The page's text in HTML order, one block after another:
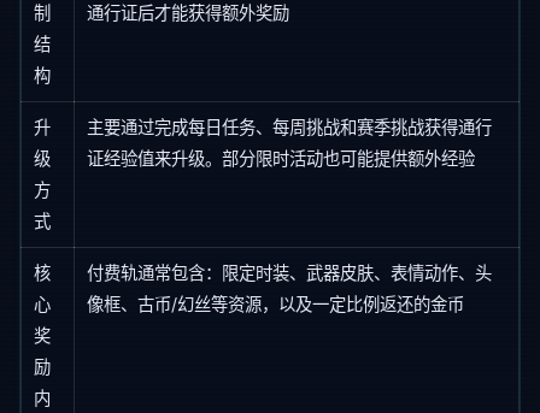
制
结
构
通行证后才能获得额外奖励
升
级
方
式
主要通过完成每日任务、每周挑战和赛季挑战获得通行
证经验值来升级。部分限时活动也可能提供额外经验
核
心
奖
励
内
付费轨通常包含：限定时装、武器皮肤、表情动作、头
像框、古币/幻丝等资源，以及一定比例返还的金币